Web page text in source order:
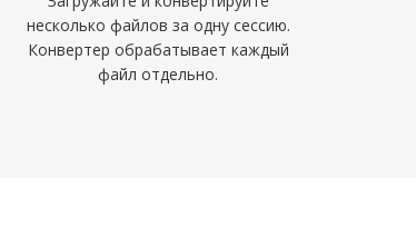
несколько файлов за одну сессию.
Конвертер обрабатывает каждый
файл отдельно.